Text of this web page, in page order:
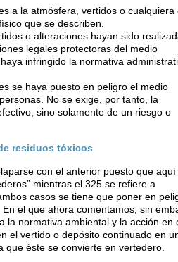
a la atmósfera, vertidos o cualquiera
que se describen.
o alteraciones hayan sido
legales protectoras del medio
infringido la normativa
se haya puesto en peligro el medio
No se exige, por tanto, la
sino solamente de un riesgo o
residuos tóxicos
con el anterior puesto que aquí
mientras el 325 se refiere a
casos se tiene que poner en
el que ahora comentamos, sin
la normativa ambiental y la acción en
el vertido o depósito continuado en
que éste se convierte en vertedero.